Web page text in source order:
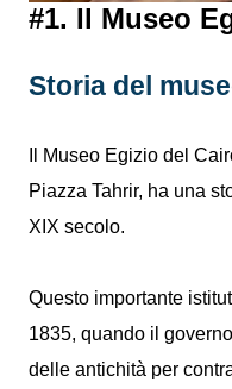
#1. Il Museo
Storia del
Il Museo Egizio del
Piazza Tahrir, ha una
XIX secolo.
Questo importante
1835, quando il
delle antichità per